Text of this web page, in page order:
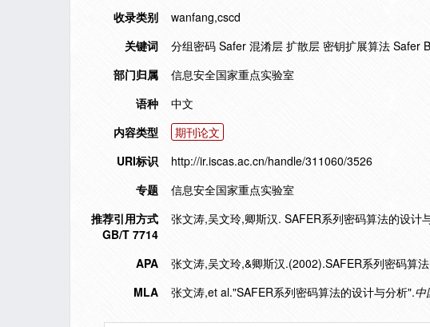
收录类别
wanfang,cscd
关键词
分组密码 Safer 混淆层 扩散层 密钥扩展算法
部门归属
信息安全国家重点实验室
语种
中文
内容类型
期刊论文
URI标识
http://ir.iscas.ac.cn/handle/311060/3526
专题
信息安全国家重点实验室
推荐引用方式
GB/T 7714
张文涛,吴文玲,卿斯汉. SAFER系列密码算法的设
APA 张文涛,吴文玲,&卿斯汉.(2002).SAFER系列密码算
MLA
张文涛,et al."SAFER系列密码算法的设计与分析".中